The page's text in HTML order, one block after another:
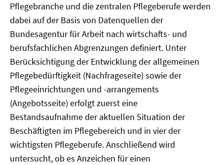
Pflegebranche und die zentralen Pflegeberufe werden
dabei auf der Basis von Datenquellen der
Bundesagentur für Arbeit nach wirtschafts- und
berufsfachlichen Abgrenzungen definiert. Unter
Berücksichtigung der Entwicklung der allgemeinen
Pflegebedürftigkeit (Nachfrageseite) sowie der
Pflegeeinrichtungen und -arrangements
(Angebotsseite) erfolgt zuerst eine
Bestandsaufnahme der aktuellen Situation der
Beschäftigten im Pflegebereich und in vier der
wichtigsten Pflegeberufe. Anschließend wird
untersucht, ob es Anzeichen für einen